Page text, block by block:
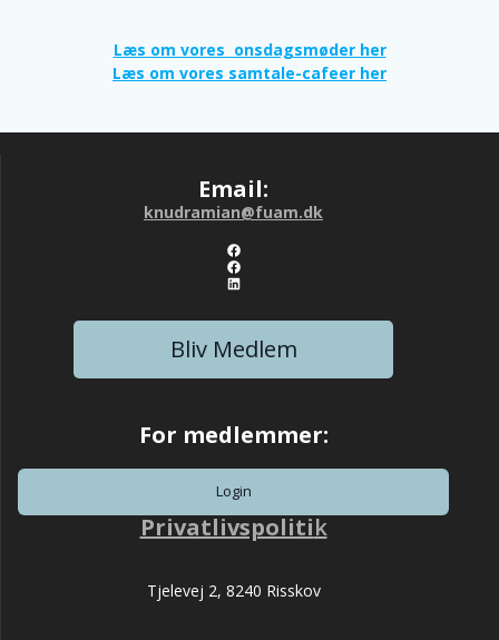
Læs om vores onsdagsmøder her
Læs om vores samtale-cafeer her
Email:
knudramian@fuam.dk
Link til Det Lange Liv Facebook side
Link til Alderens Muligheder
LinkedIn
Bliv Medlem
For medlemmer:
Login
Privatlivspolitik
Tjelevej 2, 8240 Risskov